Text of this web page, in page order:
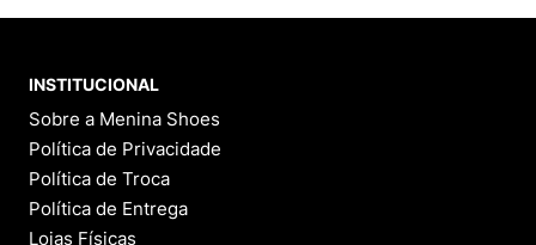
INSTITUCIONAL
Sobre a Menina Shoes
Política de Privacidade
Política de Troca
Política de Entrega
Lojas Físicas